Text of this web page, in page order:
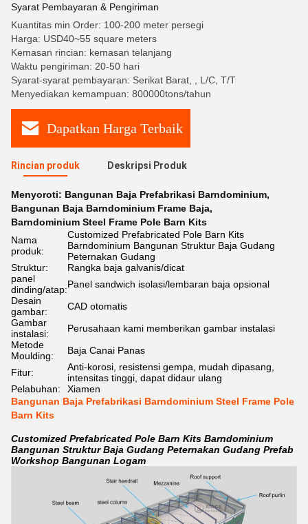
Syarat Pembayaran & Pengiriman
Kuantitas min Order: 100-200 meter persegi
Harga: USD40~55 square meters
Kemasan rincian: kemasan telanjang
Waktu pengiriman: 20-50 hari
Syarat-syarat pembayaran: Serikat Barat, , L/C, T/T
Menyediakan kemampuan: 800000tons/tahun
Dapatkan Harga Terbaik
Rincian produk Deskripsi Produk
Menyoroti: Bangunan Baja Prefabrikasi Barndominium,
Bangunan Baja Barndominium Frame Baja,
Barndominium Steel Frame Pole Barn Kits
Nama
produk:
Customized Prefabricated Pole Barn Kits
Barndominium Bangunan Struktur Baja Gudang
Peternakan Gudang
Struktur:
Rangka baja galvanis/dicat
panel
dinding/atap:Panel sandwich isolasi/lembaran baja opsional
Desain
gambar:
CAD otomatis
Gambar
instalasi:
Perusahaan kami memberikan gambar instalasi
Metode
Moulding:
Baja Canai Panas
Fitur:
Anti-korosi, resistensi gempa, mudah dipasang,
intensitas tinggi, dapat didaur ulang
Pelabuhan:
Xiamen
Bangunan Baja Prefabrikasi Barndominium Steel Frame Pole
Barn Kits
Customized Prefabricated Pole Barn Kits Barndominium
Bangunan Struktur Baja Gudang Peternakan Gudang Prefab
Workshop Bangunan Logam